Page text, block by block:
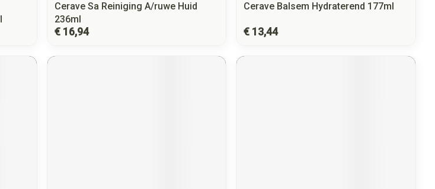
Cerave Sa Reiniging A/ruwe Huid
236ml
€ 16,94
Cerave Balsem Hydraterend 177ml
€ 13,44